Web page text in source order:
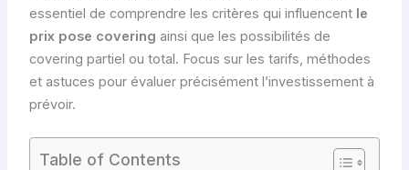
essentiel de comprendre les critères qui influencent le
prix pose covering ainsi que les possibilités de
covering partiel ou total. Focus sur les tarifs, méthodes
et astuces pour évaluer précisément l’investissement à
prévoir.
Table of Contents